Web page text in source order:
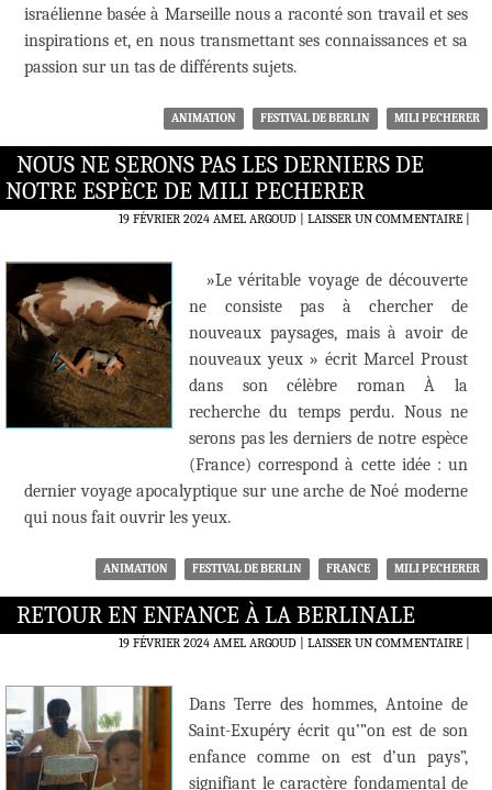
israélienne basée à Marseille nous a raconté son travail et ses
inspirations et, en nous transmettant ses connaissances et sa
passion sur un tas de différents sujets.
ANIMATION FESTIVAL DE BERLIN MILI PECHERER
NOUS NE SERONS PAS LES DERNIERS DE
NOTRE ESPÈCE DE MILI PECHERER
19 FÉVRIER 2024 AMEL ARGOUD LAISSER UN COMMENTAIRE|
»Le véritable voyage de découverte
ne consiste pas à chercher de
nouveaux paysages, mais à avoir de
nouveaux yeux » écrit Marcel Proust
dans son célèbre roman À la
recherche du temps perdu. Nous ne
serons pas les derniers de notre espèce
(France) correspond à cette idée : un
dernier voyage apocalyptique sur une arche de Noé moderne
qui nous fait ouvrir les yeux.
ANIMATION FESTIVAL DE BERLIN FRANCE MILI PECHERER
RETOUR EN ENFANCE À LA BERLINALE
19 FÉVRIER 2024 AMEL ARGOUD LAISSER UN COMMENTAIRE|
Dans Terre des hommes, Antoine de
Saint-Exupéry écrit qu’”on est de son
enfance comme on est d’un pays”,
signifiant le caractère fondamental de